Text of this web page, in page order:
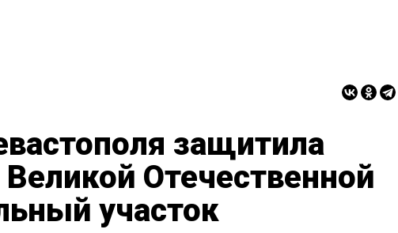
защитила
Великой Отечественной
участок